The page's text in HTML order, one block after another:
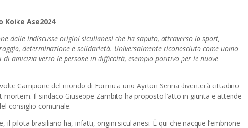
Ase2024
dalle indiscusse origini siculianesi che ha saputo, attraverso lo sport,
determinazione e solidarietà. Universalmente riconosciuto come uomo
di amicizia verso le persone in difficoltà, esempio positivo per le nuove
Campione del mondo di Formula uno Ayrton Senna diventerà cittadino
mortem. Il sindaco Giuseppe Zambito ha proposto l’atto in giunta e attende
consiglio comunale.
il pilota brasiliano ha, infatti, origini siculianesi. È qui che nacque l’embrione